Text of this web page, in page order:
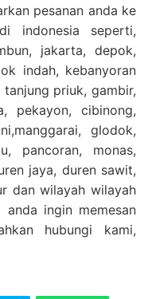
pesanan anda ke
indonesia seperti,
jakarta, depok,
indah, kebanyoran
priuk, gambir,
pekayon, cibinong,
glodok,
pancoran, monas,
jaya, duren sawit,
dan wilayah wilayah
ingin memesan
hubungi kami,